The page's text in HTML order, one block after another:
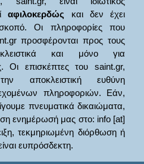
αφιλοκερδώς και δεν έχει
Οι πληροφορίες που
προσφέρονται προς τους
και μόνο για
Οι επισκέπτες του saint.gr,
αποκλειστική ευθύνη
πληροφοριών. Εάν,
πνευματικά δικαιώματα,
ενημέρωσή μας στο: info [at]
τεκμηριωμένη διόρθωση ή
ευπρόσδεκτη.